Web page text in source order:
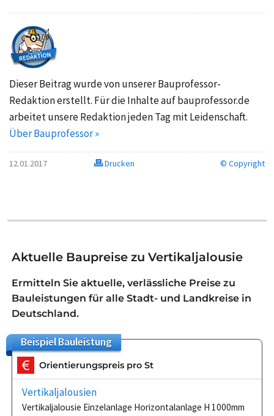
Dieser Beitrag wurde von unserer Bauprofessor-
Redaktion erstellt. Für die Inhalte auf bauprofessor.de
arbeitet unsere Redaktion jeden Tag mit Leidenschaft.
Über Bauprofessor »
12.01.2017 Drucken © Copyright
Aktuelle Baupreise zu Vertikaljalousie
Ermitteln Sie aktuelle, verlässliche Preise zu
Bauleistungen für alle Stadt- und Landkreise in
Deutschland.
BeispielBauleistung
Orientierungspreis pro St
Vertikaljalousien
Vertikaljalousie Einzelanlage Horizontalanlage H 1000mm